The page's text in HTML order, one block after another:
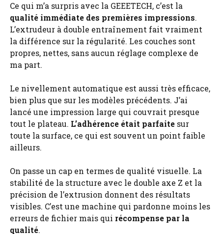
Ce qui m’a surpris avec la GEEETECH, c’est la
qualité immédiate des premières impressions.
L’extrudeur à double entraînement fait vraiment
la différence sur la régularité. Les couches sont
propres, nettes, sans aucun réglage complexe de
ma part.
Le nivellement automatique est aussi très efficace,
bien plus que sur les modèles précédents. J’ai
lancé une impression large qui couvrait presque
tout le plateau. L’adhérence était parfaite sur
toute la surface, ce qui est souvent un point faible
ailleurs.
On passe un cap en termes de qualité visuelle. La
stabilité de la structure avec le double axe Z et la
précision de l’extrusion donnent des résultats
visibles. C’est une machine qui pardonne moins les
erreurs de fichier mais qui récompense par la
qualité.